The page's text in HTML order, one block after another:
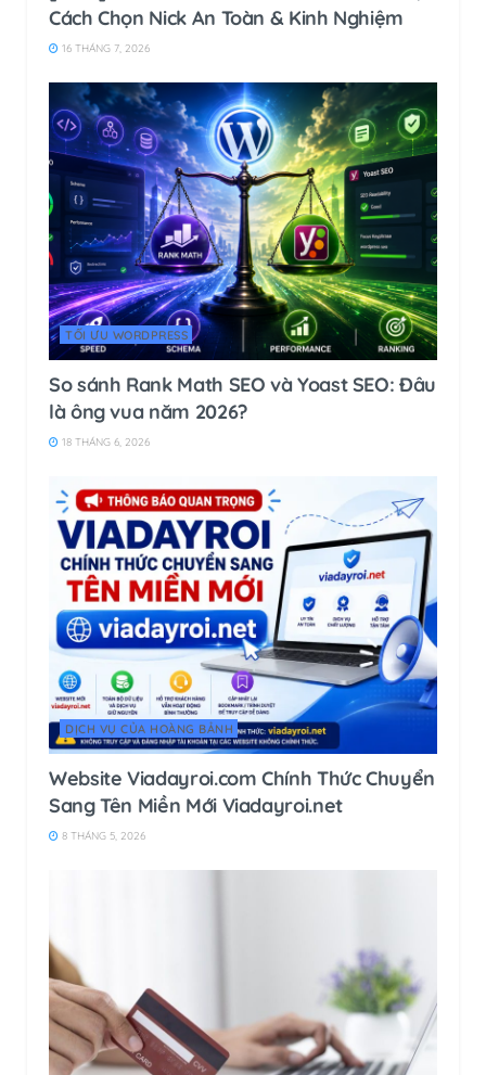
Cách Chọn Nick An Toàn & Kinh Nghiệm
16 THÁNG 7, 2026
TỐI ƯU WORDPRESS
So sánh Rank Math SEO và Yoast SEO: Đâu
là ông vua năm 2026?
18 THÁNG 6, 2026
DỊCH VỤ CỦA HOÀNG BẢNH
Website Viadayroi.com Chính Thức Chuyển
Sang Tên Miền Mới Viadayroi.net
8 THÁNG 5, 2026